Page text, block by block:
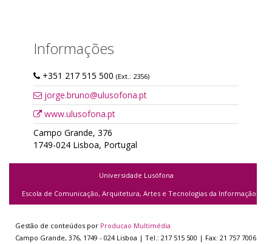
Informações
+351 217 515 500 (Ext.: 2356)
jorge.bruno@ulusofona.pt
www.ulusofona.pt
Campo Grande, 376
1749-024 Lisboa, Portugal
Universidade Lusófona
Escola de Comunicação, Arquitetura, Artes e Tecnologias da Informação
Gestão de conteúdos por Producao Multimédia
Campo Grande, 376, 1749 - 024 Lisboa | Tel.: 217 515 500 | Fax: 21 757 7006